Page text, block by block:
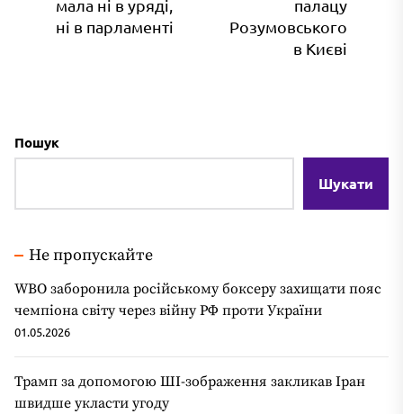
мала ні в уряді,
ні в парламенті
палацу
Розумовського
в Києві
Пошук
Шукати
Не пропускайте
WBO заборонила російському боксеру захищати пояс
чемпіона світу через війну РФ проти України
01.05.2026
Трамп за допомогою ШІ-зображення закликав Іран
швидше укласти угоду